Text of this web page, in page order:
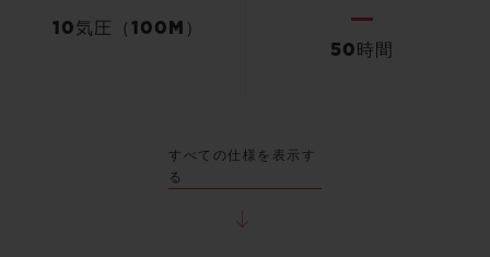
10気圧（100M）
50時間
すべての仕様を表示す
る